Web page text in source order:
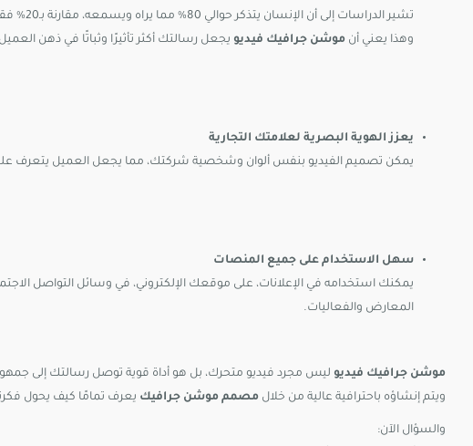
تشير الدراسات إلى أن الإنسان يتذكر حوالي 80% مما يراه ويسمعه، مقارنة بـ20% فقط مما يقرؤه.
وهذا يعني أن موشن جرافيك فيديو يجعل رسالتك أكثر تأثيرًا وثباتًا في ذهن
يعزز الهوية البصرية لعلامتك التجارية
يمكن تصميم الفيديو بنفس ألوان وشخصية شركتك، مما يجعل العميل يتعرف
سهل الاستخدام على جميع المنصات
يمكنك استخدامه في الإعلانات، على موقعك الإلكتروني، في وسائل التواصل
المعارض والفعاليات.
موشن جرافيك فيديو ليس مجرد فيديو متحرك، بل هو أداة قوية توصل رسالتك إلى
ويتم إنشاؤه باحترافية عالية من خلال مصمم موشن جرافيك يعرف تمامًا كيف يحول
والسؤال الآن: